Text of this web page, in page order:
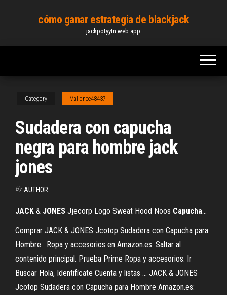
content
cómo ganar estrategia de blackjack
jackpotyytn.web.app
Category Mallonee48437
Sudadera con capucha
negra para hombre jack
jones
By AUTHOR
JACK & JONES Jjecorp Logo Sweat Hood Noos Capucha…
Comprar JACK & JONES Jcotop Sudadera con Capucha para
Hombre : Ropa y accesorios en Amazon.es. Saltar al
contenido principal. Prueba Prime Ropa y accesorios. Ir
Buscar Hola, Identifícate Cuenta y listas ... JACK & JONES
Jcotop Sudadera con Capucha para Hombre Amazon.es: